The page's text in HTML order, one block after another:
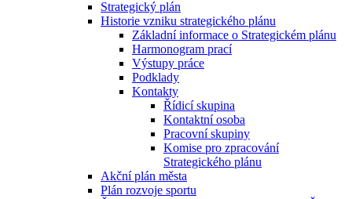
Strategický plán
Historie vzniku strategického plánu
Základní informace o Strategickém plánu
Harmonogram prací
Výstupy práce
Podklady
Kontakty
Řídicí skupina
Kontaktní osoba
Pracovní skupiny
Komise pro zpracování
Strategického plánu
Akční plán města
Plán rozvoje sportu